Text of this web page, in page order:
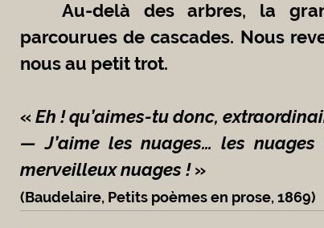
parcourues de cascades. Nous
nous au petit trot.
« Eh ! qu’aimes-tu donc,
— J’aime les nuages… les
merveilleux nuages ! »
(Baudelaire, Petits poèmes en prose, 1869)